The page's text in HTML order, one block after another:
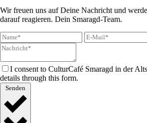
Wir freuen uns auf Deine Nachricht und
darauf reagieren. Dein Smaragd-Team.
I consent to CulturCafé Smaragd in der
details through this form.
Senden